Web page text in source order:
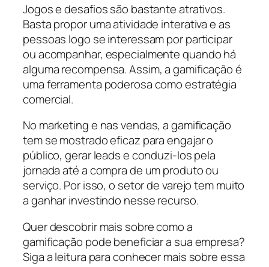
Jogos e desafios são bastante atrativos.
Basta propor uma atividade interativa e as
pessoas logo se interessam por participar
ou acompanhar, especialmente quando há
alguma recompensa. Assim, a gamificação é
uma ferramenta poderosa como estratégia
comercial.
No marketing e nas vendas, a gamificação
tem se mostrado eficaz para engajar o
público, gerar leads e conduzi-los pela
jornada até a compra de um produto ou
serviço. Por isso, o setor de varejo tem muito
a ganhar investindo nesse recurso.
Quer descobrir mais sobre como a
gamificação pode beneficiar a sua empresa?
Siga a leitura para conhecer mais sobre essa